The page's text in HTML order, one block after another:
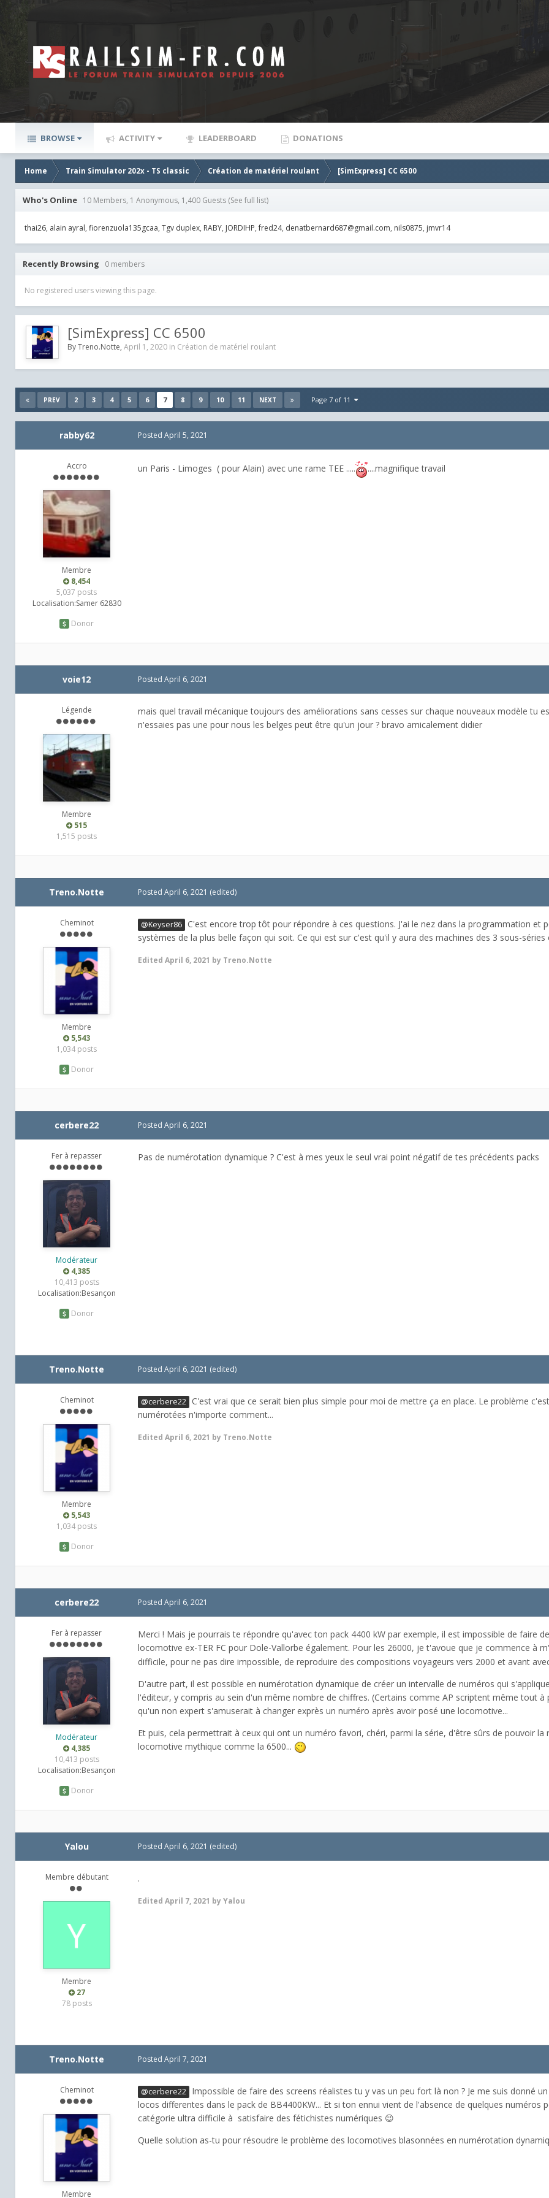
BROWSE ACTIVITY LEADERBOARD DONATIONS
Home Train Simulator 202x - TS classic Création de matériel roulant [SimExpress] CC 6500
Who's Online 10 Members, 1 Anonymous, 1,400 Guests (See full list)
thai26 alain ayral fiorenzuola135gcaa Tgv duplex RABY JORDIHP fred24 denatbernard687@gmail.com nils0875 jmvr14
Recently Browsing 0 members
No registered users viewing this page.
[SimExpress] CC 6500
ByTreno.Notte, April 1, 2020 in Création de matériel roulant
PREV 2 3 4 5 6 7 8 9 10 11 NEXT Page 7 of 11
rabby62
Accro
Membre
8,454
5,037 posts
Localisation:Samer 62830
Donor
Posted April 5, 2021
un Paris - Limoges ( pour Alain) avec une rame TEE ..... ....magnifique travail
voie12
Légende
Membre
515
1,515 posts
Posted April 6, 2021
mais quel travail mécanique toujours des améliorations sans cesses sur chaque nouveaux modèle tu
n'essaies pas une pour nous les belges peut être qu'un jour ? bravo amicalement didier
Treno.Notte
Cheminot
Membre
5,543
1,034 posts
Donor
Posted April 6, 2021 (edited)
@Keyser86 C'est encore trop tôt pour répondre à ces questions. J'ai le nez dans la programmation et
systèmes de la plus belle façon qui soit. Ce qui est sur c'est qu'il y aura des machines des 3 sous-
Edited April 6, 2021 by Treno.Notte
cerbere22
Fer à repasser
Modérateur
4,385
10,413 posts
Localisation:Besançon
Donor
Posted April 6, 2021
Pas de numérotation dynamique ? C'est à mes yeux le seul vrai point négatif de tes précédents packs
Treno.Notte
Cheminot
Membre
5,543
1,034 posts
Donor
Posted April 6, 2021 (edited)
@cerbere22 C'est vrai que ce serait bien plus simple pour moi de mettre ça en place. Le problème
numérotées n'importe comment...
Edited April 6, 2021 by Treno.Notte
cerbere22
Fer à repasser
Modérateur
4,385
10,413 posts
Localisation:Besançon
Donor
Posted April 6, 2021
Merci ! Mais je pourrais te répondre qu'avec ton pack 4400 kW par exemple, il est impossible de faire
locomotive ex-TER FC pour Dole-Vallorbe également. Pour les 26000, je t'avoue que je commence à
difficile, pour ne pas dire impossible, de reproduire des compositions voyageurs vers 2000 et avant
D'autre part, il est possible en numérotation dynamique de créer un intervalle de numéros qui
l'éditeur, y compris au sein d'un même nombre de chiffres. (Certains comme AP scriptent même tout
qu'un non expert s'amuserait à changer exprès un numéro après avoir posé une locomotive...
Et puis, cela permettrait à ceux qui ont un numéro favori, chéri, parmi la série, d'être sûrs de pouvoir
locomotive mythique comme la 6500...
Yalou
Membre débutant
Membre
27
78 posts
Posted April 6, 2021 (edited)
.
Edited April 7, 2021 by Yalou
Treno.Notte
Cheminot
Membre
Posted April 7, 2021
@cerbere22 Impossible de faire des screens réalistes tu y vas un peu fort là non ? Je me suis donné
locos differentes dans le pack de BB4400KW... Et si ton ennui vient de l'absence de quelques
catégorie ultra difficile à satisfaire des fétichistes numériques 😉
Quelle solution as-tu pour résoudre le problème des locomotives blasonnées en numérotation